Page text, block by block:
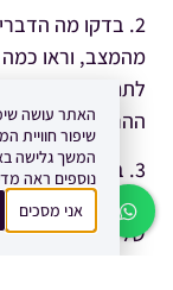
2. בדקו מה
מהמצב, וראו
לתחומים נוספים
ההרצאה שלכם.
3. בדקו את
והמקצועיים
שלכם.
שיפור חוויית
המשך גלישה
נוספים ראה
אני מסכים